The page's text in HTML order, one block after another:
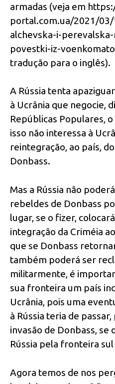
armadas (veja em
portal.com.ua/2021/
alchevska-i-
povestki-iz-
tradução para o inglês).
A Rússia tenta
à Ucrânia que negocie,
Repúblicas Populares,
isso não interessa à
reintegração, ao país,
Donbass.
Mas a Rússia não
rebeldes de Donbass
lugar, se o fizer,
integração da Criméia
que se Donbass
também poderá ser
militarmente, é
sua fronteira um país
Ucrânia, pois uma
à Rússia teria de
invasão de Donbass, se
Rússia pela fronteira
Agora temos de nos